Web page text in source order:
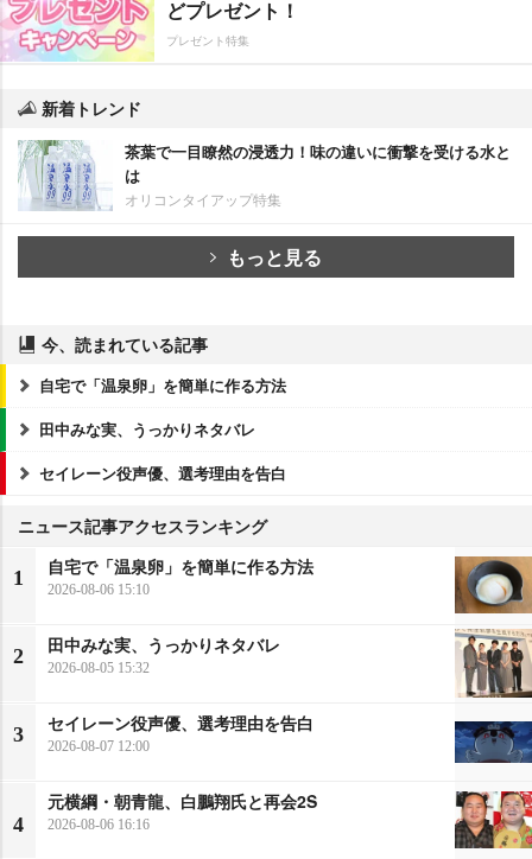
どプレゼント！
プレゼント特集
新着トレンド
茶葉で一目瞭然の浸透力！味の違いに衝撃を受ける水と
は
オリコンタイアップ特集
もっと見る
今、読まれている記事
自宅で「温泉卵」を簡単に作る方法
田中みな実、うっかりネタバレ
セイレーン役声優、選考理由を告白
ニュース記事アクセスランキング
1
自宅で「温泉卵」を簡単に作る方法
2026-08-06 15:10
2
田中みな実、うっかりネタバレ
2026-08-05 15:32
3
セイレーン役声優、選考理由を告白
2026-08-07 12:00
4
元横綱・朝青龍、白鵬翔氏と再会2S
2026-08-06 16:16